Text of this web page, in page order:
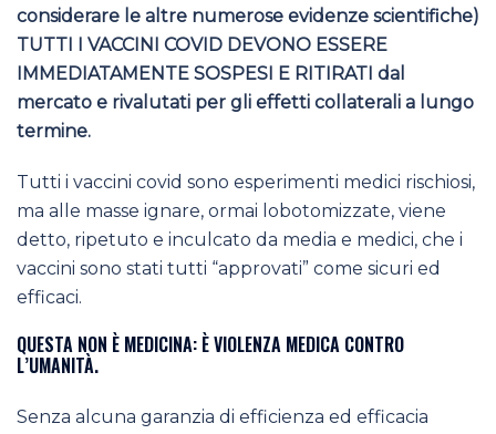
considerare le altre numerose evidenze scientifiche)
TUTTI I VACCINI COVID DEVONO ESSERE
IMMEDIATAMENTE SOSPESI E RITIRATI dal
mercato e rivalutati per gli effetti collaterali a lungo
termine.
Tutti i vaccini covid sono esperimenti medici rischiosi,
ma alle masse ignare, ormai lobotomizzate, viene
detto, ripetuto e inculcato da media e medici, che i
vaccini sono stati tutti “approvati” come sicuri ed
efficaci.
QUESTA NON È MEDICINA: È VIOLENZA MEDICA CONTRO
L’UMANITÀ.
Senza alcuna garanzia di efficienza ed efficacia